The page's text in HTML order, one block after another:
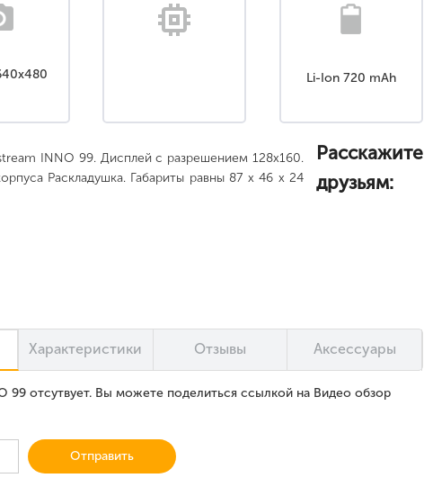
Li-Ion 720 mAh
INNO 99. Дисплей с разрешением 128x160.
Раскладушка. Габариты равны 87 x 46 x 24
Расскажите
друзьям:
Характеристики Отзывы Аксессуары
отсутвует. Вы можете поделиться ссылкой на Видео обзор
Отправить